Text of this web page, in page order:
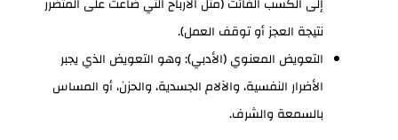
إلى الكسب الفائت (مثل الأرباح التي ضاعت على المتضرر
نتيجة العجز أو توقف العمل).
التعويض المعنوي (الأدبي): وهو التعويض الذي يجبر
الأضرار النفسية، والآلام الجسدية، والحزن، أو المساس
بالسمعة والشرف.